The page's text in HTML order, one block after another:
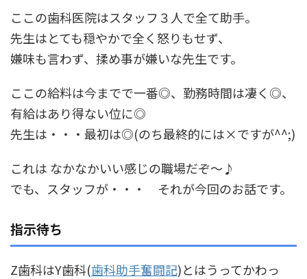
ここの歯科医院はスタッフ３人で全て助手。
先生はとても穏やかで全く怒りもせず、
嫌味も言わず、揉め事が嫌いな先生です。
ここの給料は今までで一番◎、勤務時間は凄く◎、
有給はあり得ない位に◎
先生は・・・最初は◎(のち最終的には×ですが^^;)
これは なかなかいい感じの職場だぞ～♪
でも、スタッフが・・・ それが今回のお話です。
指示待ち
Z歯科はY歯科(歯科助手奮闘記)とはうってかわっ